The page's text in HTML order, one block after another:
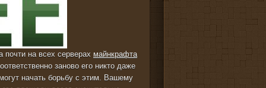
на всех серверах майнкрафта
заново его никто даже
начать борьбу с этим. Вашему